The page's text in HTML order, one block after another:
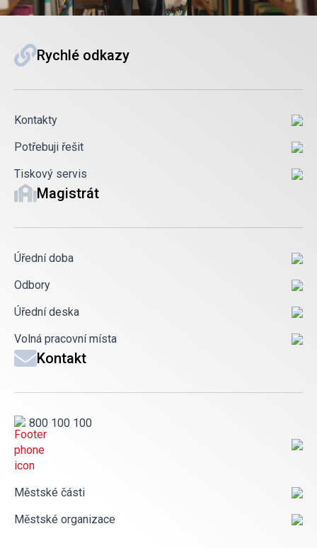
Rychlé odkazy
Kontakty
Potřebuji řešit
Tiskový servis
Magistrát
Úřední doba
Odbory
Úřední deska
Volná pracovní místa
Kontakt
800 100 100
Městské části
Městské organizace